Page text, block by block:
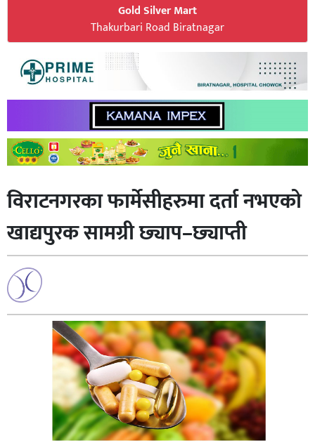
Gold Silver Mart
Thakurbari Road Biratnagar
विराटनगरका फार्मेसीहरुमा दर्ता नभएको
खाद्यपुरक सामग्री छ्याप–छ्याप्ती